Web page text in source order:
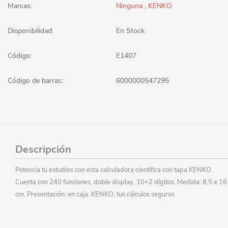
Marcas: Ninguna , KENKO
Disponibilidad: En Stock
Código: E1407
Código de barras: 6000000547295
Descripción
Potencia tu estudios con esta calculadora científica con tapa KENKO.
Cuenta con 240 funciones, doble display, 10+2 dígitos. Medida: 8,5 x 16
cm. Presentación: en caja. KENKO, tus cálculos seguros